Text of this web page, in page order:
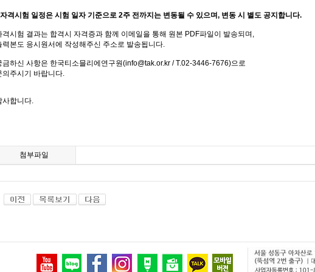
자격시험 일정은 시험 일자 기준으로 2주 전까지는 변동될 수 있으며, 변동 시 별도 공지합니다.
격시험 결과는 합격시 자격증과 함께 이메일을 통해 원본 PDF파일이 발송되며,
력본도 응시원서에 작성해주신 주소로 발송됩니다.
금하신 사항은 한국티소믈리에연구원(info@tak.or.kr / T.02-3446-7676)으로
의주시기 바랍니다.
사합니다.
첨부파일